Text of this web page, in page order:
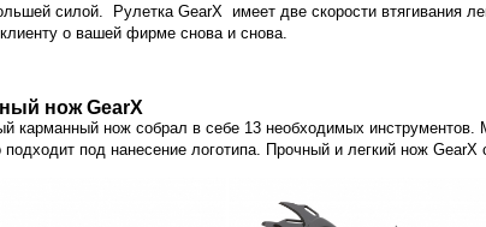
силой. Рулетка GearX имеет две скорости втягивания
о вашей фирме снова и снова.
нож GearX
карманный нож собрал в себе 13 необходимых
подходит под нанесение логотипа. Прочный и легкий нож